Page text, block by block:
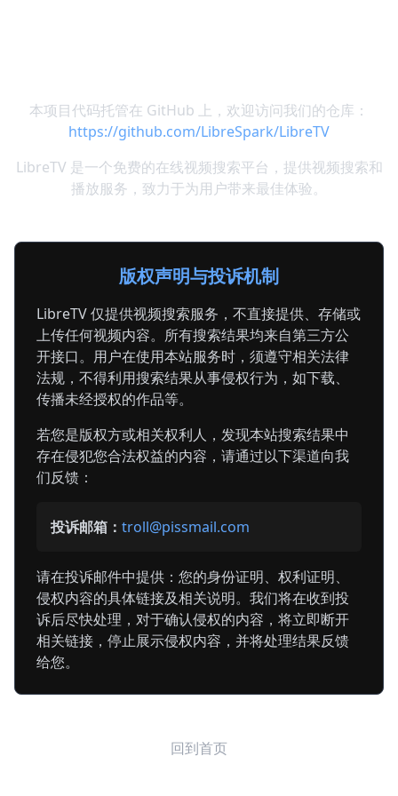
本项目代码托管在 GitHub 上，欢迎访问我们的仓库：
https://github.com/LibreSpark/LibreTV
LibreTV 是一个免费的在线视频搜索平台，提供视频搜索和
播放服务，致力于为用户带来最佳体验。
版权声明与投诉机制
LibreTV 仅提供视频搜索服务，不直接提供、存储或
上传任何视频内容。所有搜索结果均来自第三方公
开接口。用户在使用本站服务时，须遵守相关法律
法规，不得利用搜索结果从事侵权行为，如下载、
传播未经授权的作品等。
若您是版权方或相关权利人，发现本站搜索结果中
存在侵犯您合法权益的内容，请通过以下渠道向我
们反馈：
投诉邮箱： troll@pissmail.com
请在投诉邮件中提供：您的身份证明、权利证明、
侵权内容的具体链接及相关说明。我们将在收到投
诉后尽快处理，对于确认侵权的内容，将立即断开
相关链接，停止展示侵权内容，并将处理结果反馈
给您。
回到首页